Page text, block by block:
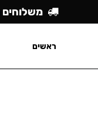
משלוחים
ראשים